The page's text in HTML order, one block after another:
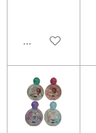
Bekijk details